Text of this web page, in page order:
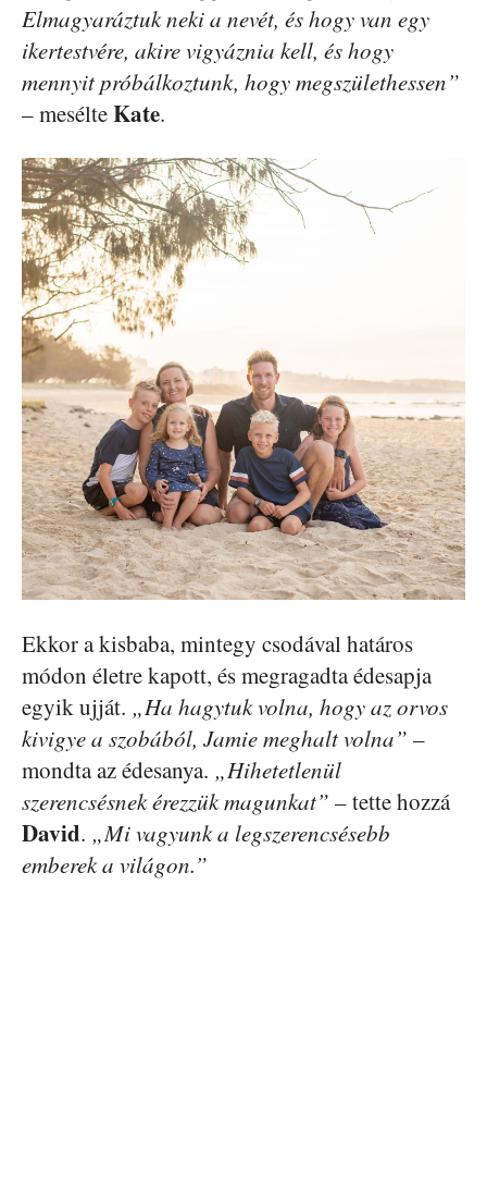
Elmagyaráztuk neki a nevét, és hogy van egy
ikertestvére, akire vigyáznia kell, és hogy
mennyit próbálkoztunk, hogy megszülethessen”
– mesélteKate.
Ekkor a kisbaba, mintegy csodával határos
módon életre kapott, és megragadta édesapja
egyik ujját. „Ha hagytuk volna, hogy az orvos
kivigye a szobából, Jamie meghalt volna” –
mondta az édesanya. „Hihetetlenül
szerencsésnek érezzük magunkat” – tette hozzá
David. „Mi vagyunk a legszerencsésebb
emberek a világon.”